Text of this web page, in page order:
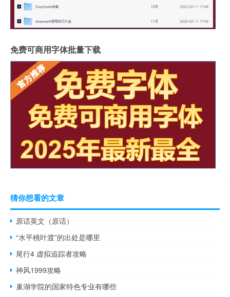
免费可商用字体批量下载
猜你想看的文章
原话英文（原话）
“水平桃叶渡”的出处是哪里
尾行4 虚拟追踪者攻略
神风1999攻略
巢湖学院的国家特色专业有哪些